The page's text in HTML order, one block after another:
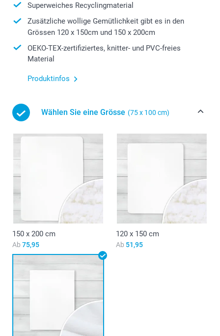
Superweiches Recyclingmaterial
Zusätzliche wollige Gemütlichkeit gibt es in den
Grössen 120 x 150cm und 150 x 200cm
OEKO-TEX-zertifiziertes, knitter- und PVC-freies
Material
Produktinfos
Wählen Sie eine Grösse (75 x 100 cm)
150 x 200 cm
Ab 75,95
120 x 150 cm
Ab 51,95